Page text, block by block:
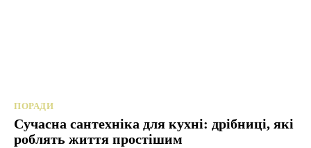
ПОРАДИ
Сучасна сантехніка для кухні: дрібниці, які
роблять життя простішим